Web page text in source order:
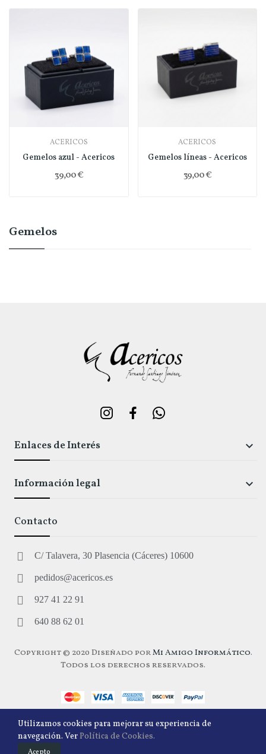
Gemelos
ACERICOS
Gemelos azul - Acericos
39,00 €
ACERICOS
Gemelos líneas - Acericos
39,00 €
Enlaces de Interés 
Información legal 
Contacto
C/ Talavera, 30 Plasencia (Cáceres) 10600
pedidos@acericos.es
927 41 22 91
640 88 62 01
Copyright © 2020 Diseñado porMi Amigo Informático.
Todos los derechos reservados.
Utilizamos cookies para mejorar su experiencia de
navegación. VerPolítica de Cookies.